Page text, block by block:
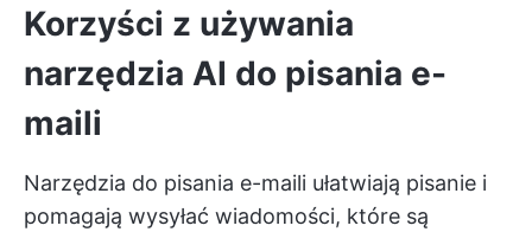
Korzyści z używania
narzędzia AI do pisania e-
maili
Narzędzia do pisania e-maili ułatwiają pisanie i
pomagają wysyłać wiadomości, które są